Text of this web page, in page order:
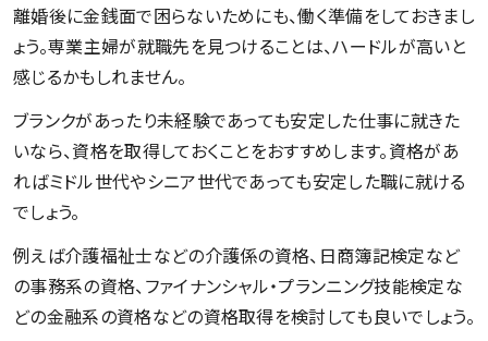
離婚後に金銭面で困らないためにも、働く準備をしておきまし
ょう。専業主婦が就職先を見つけることは、ハードルが高いと
感じるかもしれません。
ブランクがあったり未経験であっても安定した仕事に就きた
いなら、資格を取得しておくことをおすすめします。資格があ
ればミドル世代やシニア世代であっても安定した職に就ける
でしょう。
例えば介護福祉士などの介護係の資格、日商簿記検定など
の事務系の資格、ファイナンシャル・プランニング技能検定な
どの金融系の資格などの資格取得を検討しても良いでしょう。